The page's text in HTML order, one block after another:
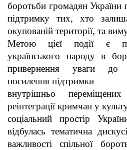
боротьби громадян України
підтримку тих, хто
окупованій території, та
Метою цієї події є
українського народу в
привернення уваги до
посилення підтримки
внутрішньо
реінтеграції кримчан у
соціальний простір
відбулась тематична
важливості спільної